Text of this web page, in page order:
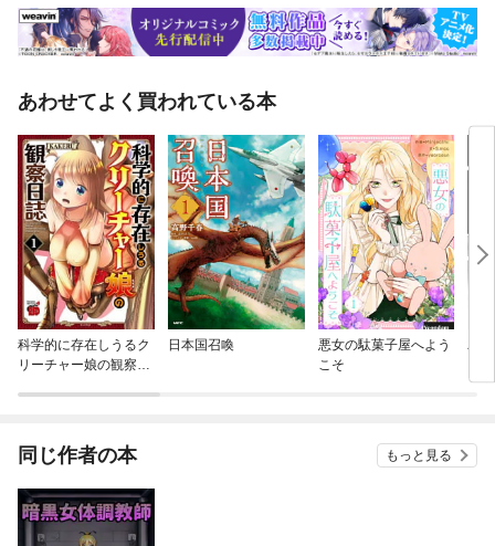
あわせてよく買われている本
科学的に存在しうるク
リーチャー娘の観察日
日本国召喚
悪女の駄菓子屋へよう
こそ
パ
同じ作者の本 もっと見る